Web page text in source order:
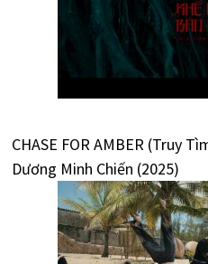
CHASE FOR AMBER (Truy
Dương Minh Chiến (2025)